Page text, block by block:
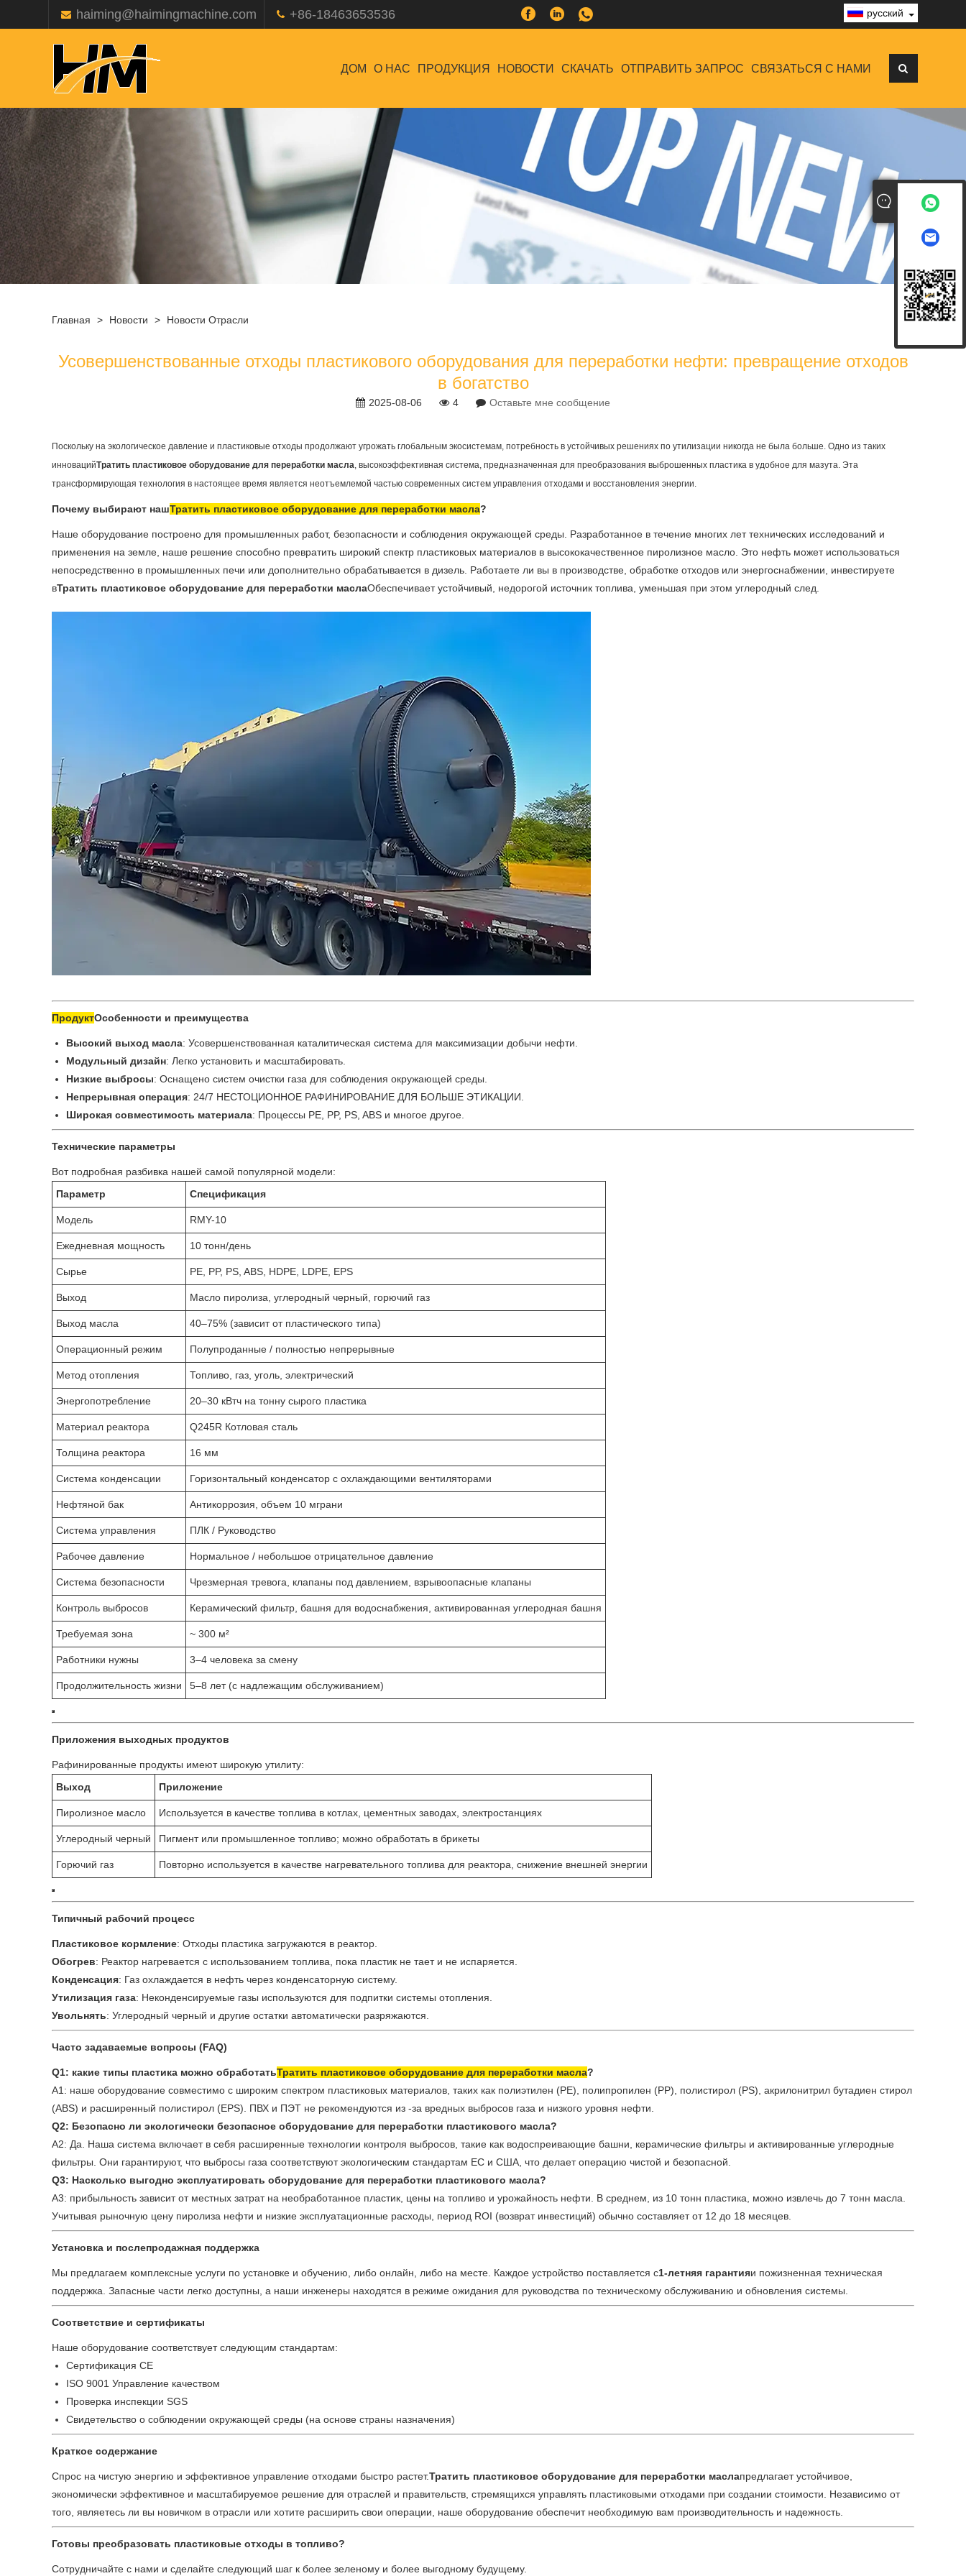
haiming@haimingmachine.com +86-18463653536 русский
ДОМ О НАС ПРОДУКЦИЯ НОВОСТИ СКАЧАТЬ ОТПРАВИТЬ ЗАПРОС СВЯЗАТЬСЯ С НАМИ
Главная > Новости > Новости Отрасли
Усовершенствованные отходы пластикового оборудования для переработки нефти: превращение отходов
в богатство
2025-08-06 4 Оставьте мне сообщение
Поскольку на экологическое давление и пластиковые отходы продолжают угрожать глобальным экосистемам, потребность в устойчивых решениях по утилизации никогда не была больше. Одно из таких
инновацийТратить пластиковое оборудование для переработки масла, высокоэффективная система, предназначенная для преобразования выброшенных пластика в удобное для мазута. Эта
трансформирующая технология в настоящее время является неотъемлемой частью современных систем управления отходами и восстановления энергии.
Почему выбирают нашТратить пластиковое оборудование для переработки масла?
Наше оборудование построено для промышленных работ, безопасности и соблюдения окружающей среды. Разработанное в течение многих лет технических исследований и
применения на земле, наше решение способно превратить широкий спектр пластиковых материалов в высококачественное пиролизное масло. Это нефть может использоваться
непосредственно в промышленных печи или дополнительно обрабатывается в дизель. Работаете ли вы в производстве, обработке отходов или энергоснабжении, инвестируете
вТратить пластиковое оборудование для переработки маслаОбеспечивает устойчивый, недорогой источник топлива, уменьшая при этом углеродный след.
ПродуктОсобенности и преимущества
Высокий выход масла: Усовершенствованная каталитическая система для максимизации добычи нефти.
Модульный дизайн: Легко установить и масштабировать.
Низкие выбросы: Оснащено систем очистки газа для соблюдения окружающей среды.
Непрерывная операция: 24/7 НЕСТОЦИОННОЕ РАФИНИРОВАНИЕ ДЛЯ БОЛЬШЕ ЭТИКАЦИИ.
Широкая совместимость материала: Процессы PE, PP, PS, ABS и многое другое.
Технические параметры
Вот подробная разбивка нашей самой популярной модели:
Параметр
Спецификация
Модель RMY-10
Ежедневная мощность 10 тонн/день
Сырье PE, PP, PS, ABS, HDPE, LDPE, EPS
Выход Масло пиролиза, углеродный черный, горючий газ
Выход масла 40–75% (зависит от пластического типа)
Операционный режим Полупроданные / полностью непрерывные
Метод отопления Топливо, газ, уголь, электрический
Энергопотребление 20–30 кВтч на тонну сырого пластика
Материал реактора Q245R Котловая сталь
Толщина реактора 16 мм
Система конденсации Горизонтальный конденсатор с охлаждающими вентиляторами
Нефтяной бак Антикоррозия, объем 10 мграни
Система управления ПЛК / Руководство
Рабочее давление Нормальное / небольшое отрицательное давление
Система безопасности Чрезмерная тревога, клапаны под давлением, взрывоопасные клапаны
Контроль выбросов Керамический фильтр, башня для водоснабжения, активированная углеродная башня
Требуемая зона ~ 300 м²
Работники нужны 3–4 человека за смену
Продолжительность жизни 5–8 лет (с надлежащим обслуживанием)
Приложения выходных продуктов
Рафинированные продукты имеют широкую утилиту:
Выход
Приложение
Пиролизное масло Используется в качестве топлива в котлах, цементных заводах, электростанциях
Углеродный черный Пигмент или промышленное топливо; можно обработать в брикеты
Горючий газ Повторно используется в качестве нагревательного топлива для реактора, снижение внешней энергии
Типичный рабочий процесс
Пластиковое кормление: Отходы пластика загружаются в реактор.
Обогрев: Реактор нагревается с использованием топлива, пока пластик не тает и не испаряется.
Конденсация: Газ охлаждается в нефть через конденсаторную систему.
Утилизация газа: Неконденсируемые газы используются для подпитки системы отопления.
Увольнять: Углеродный черный и другие остатки автоматически разряжаются.
Часто задаваемые вопросы (FAQ)
Q1: какие типы пластика можно обработатьТратить пластиковое оборудование для переработки масла?
A1: наше оборудование совместимо с широким спектром пластиковых материалов, таких как полиэтилен (PE), полипропилен (PP), полистирол (PS), акрилонитрил бутадиен стирол
(ABS) и расширенный полистирол (EPS). ПВХ и ПЭТ не рекомендуются из -за вредных выбросов газа и низкого уровня нефти.
Q2: Безопасно ли экологически безопасное оборудование для переработки пластикового масла?
A2: Да. Наша система включает в себя расширенные технологии контроля выбросов, такие как водоспреивающие башни, керамические фильтры и активированные углеродные
фильтры. Они гарантируют, что выбросы газа соответствуют экологическим стандартам ЕС и США, что делает операцию чистой и безопасной.
Q3: Насколько выгодно эксплуатировать оборудование для переработки пластикового масла?
A3: прибыльность зависит от местных затрат на необработанное пластик, цены на топливо и урожайность нефти. В среднем, из 10 тонн пластика, можно извлечь до 7 тонн масла.
Учитывая рыночную цену пиролиза нефти и низкие эксплуатационные расходы, период ROI (возврат инвестиций) обычно составляет от 12 до 18 месяцев.
Установка и послепродажная поддержка
Мы предлагаем комплексные услуги по установке и обучению, либо онлайн, либо на месте. Каждое устройство поставляется с1-летняя гарантияи пожизненная техническая
поддержка. Запасные части легко доступны, а наши инженеры находятся в режиме ожидания для руководства по техническому обслуживанию и обновления системы.
Соответствие и сертификаты
Наше оборудование соответствует следующим стандартам:
Сертификация CE
ISO 9001 Управление качеством
Проверка инспекции SGS
Свидетельство о соблюдении окружающей среды (на основе страны назначения)
Краткое содержание
Спрос на чистую энергию и эффективное управление отходами быстро растет.Тратить пластиковое оборудование для переработки маслапредлагает устойчивое,
экономически эффективное и масштабируемое решение для отраслей и правительств, стремящихся управлять пластиковыми отходами при создании стоимости. Независимо от
того, являетесь ли вы новичком в отрасли или хотите расширить свои операции, наше оборудование обеспечит необходимую вам производительность и надежность.
Готовы преобразовать пластиковые отходы в топливо?
Сотрудничайте с нами и сделайте следующий шаг к более зеленому и более выгодному будущему.